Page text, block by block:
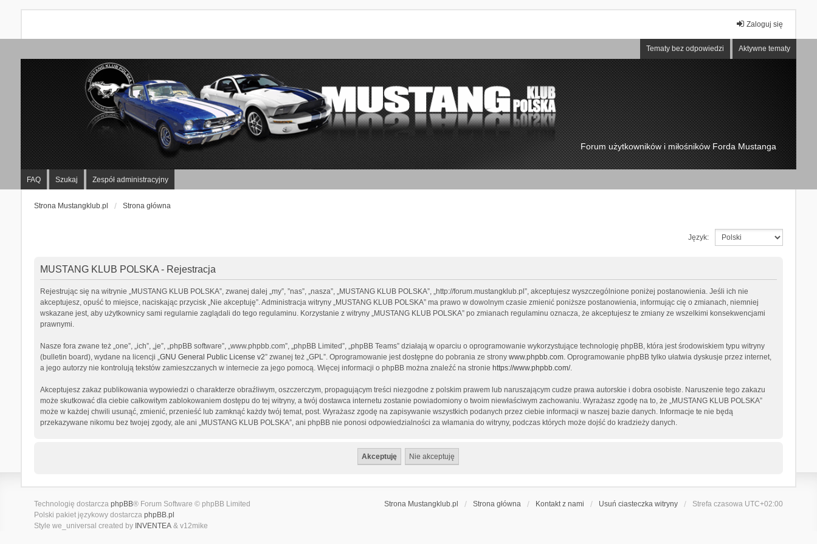
Zaloguj się
Tematy bez odpowiedzi Aktywne tematy
Forum użytkowników i miłośników Forda Mustanga
FAQ Szukaj Zespół administracyjny
Strona Mustangklub.pl Strona główna
Język:
MUSTANG KLUB POLSKA - Rejestracja
Rejestrując się na witrynie „MUSTANG KLUB POLSKA”, zwanej dalej „my”, ”nas”, „nasza”, „MUSTANG KLUB POLSKA”, „http://forum.mustangklub.pl”, akceptujesz wyszczególnione poniżej postanowienia. Jeśli ich nie
akceptujesz, opuść to miejsce, naciskając przycisk „Nie akceptuję”. Administracja witryny „MUSTANG KLUB POLSKA” ma prawo w dowolnym czasie zmienić poniższe postanowienia, informując cię o zmianach, niemniej
wskazane jest, aby użytkownicy sami regularnie zaglądali do tego regulaminu. Korzystanie z witryny „MUSTANG KLUB POLSKA” po zmianach regulaminu oznacza, że akceptujesz te zmiany ze wszelkimi konsekwencjami
prawnymi.
Nasze fora zwane też „one”, „ich”, „je”, „phpBB software”, „www.phpbb.com”, „phpBB Limited”, „phpBB Teams” działają w oparciu o oprogramowanie wykorzystujące technologię phpBB, która jest środowiskiem typu witryny
(bulletin board), wydane na licencji „GNU General Public License v2” zwanej też „GPL”. Oprogramowanie jest dostępne do pobrania ze strony www.phpbb.com. Oprogramowanie phpBB tylko ułatwia dyskusje przez internet,
a jego autorzy nie kontrolują tekstów zamieszczanych w internecie za jego pomocą. Więcej informacji o phpBB można znaleźć na stronie https://www.phpbb.com/.
Akceptujesz zakaz publikowania wypowiedzi o charakterze obraźliwym, oszczerczym, propagującym treści niezgodne z polskim prawem lub naruszającym cudze prawa autorskie i dobra osobiste. Naruszenie tego zakazu
może skutkować dla ciebie całkowitym zablokowaniem dostępu do tej witryny, a twój dostawca internetu zostanie powiadomiony o twoim niewłaściwym zachowaniu. Wyrażasz zgodę na to, że „MUSTANG KLUB POLSKA”
może w każdej chwili usunąć, zmienić, przenieść lub zamknąć każdy twój temat, post. Wyrażasz zgodę na zapisywanie wszystkich podanych przez ciebie informacji w naszej bazie danych. Informacje te nie będą
przekazywane nikomu bez twojej zgody, ale ani „MUSTANG KLUB POLSKA”, ani phpBB nie ponosi odpowiedzialności za włamania do witryny, podczas których może dojść do kradzieży danych.
Strona Mustangklub.pl Strona główna Kontakt z nami Usuń ciasteczka witryny Strefa czasowa UTC+02:00
Technologię dostarcza phpBB® Forum Software © phpBB Limited
Polski pakiet językowy dostarcza phpBB.pl
Style we_universal created by INVENTEA& v12mike